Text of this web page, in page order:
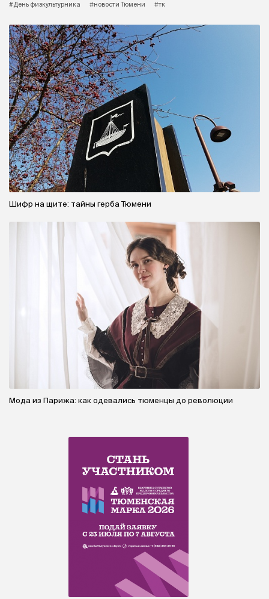
#День физкультурника
#новости Тюмени #тк
Шифр на щите: тайны герба Тюмени
Мода из Парижа: как одевались тюменцы до революции